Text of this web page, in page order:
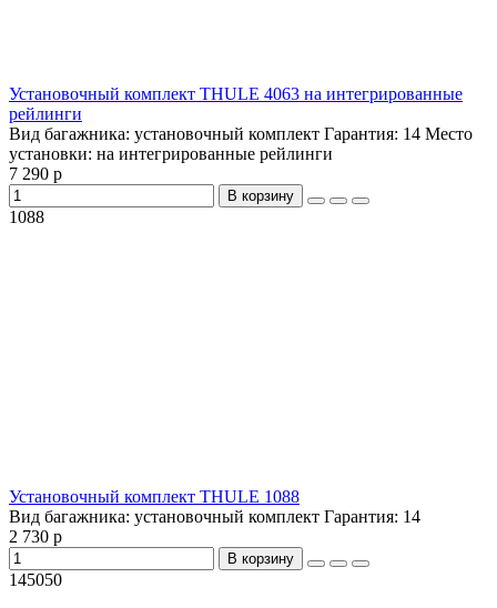
Установочный комплект THULE 4063 на интегрированные
рейлинги
Вид багажника: установочный комплект Гарантия: 14 Место
установки: на интегрированные рейлинги
7 290 р
В корзину
1088
Установочный комплект THULE 1088
Вид багажника: установочный комплект Гарантия: 14
2 730 р
В корзину
145050